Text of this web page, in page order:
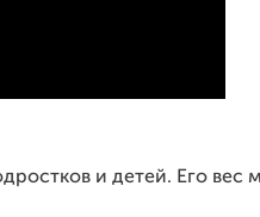
и детей. Его вес